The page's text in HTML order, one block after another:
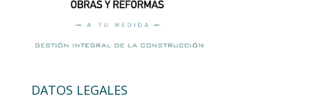
DATOS LEGALES